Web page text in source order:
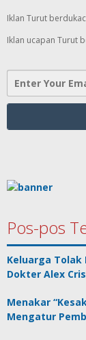
Iklan Turut
Iklan ucapan Turut
Pos-pos
Keluarga Tolak
Dokter Alex
Menakar
Mengatur